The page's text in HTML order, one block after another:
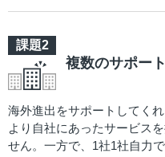
複数のサポー
海外進出をサポートしてく
より自社にあったサービス
せん。一方で、1社1社自力